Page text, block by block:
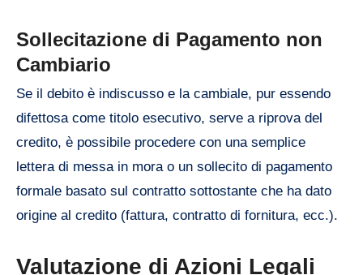
Sollecitazione di Pagamento non
Cambiario
Se il debito è indiscusso e la cambiale, pur essendo
difettosa come titolo esecutivo, serve a riprova del
credito, è possibile procedere con una semplice
lettera di messa in mora o un sollecito di pagamento
formale basato sul contratto sottostante che ha dato
origine al credito (fattura, contratto di fornitura, ecc.).
Valutazione di Azioni Legali